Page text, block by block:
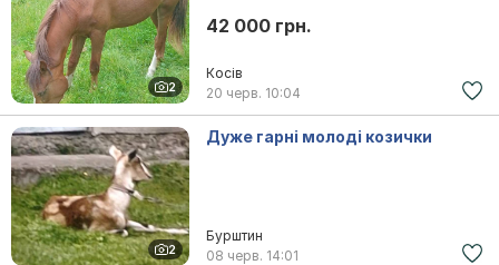
2
42 000 грн.
Косів
20 черв. 10:04
2
Дуже гарні молоді козички
Бурштин
08 черв. 14:01